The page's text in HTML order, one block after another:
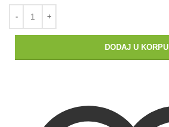
DODAJ U KORPU